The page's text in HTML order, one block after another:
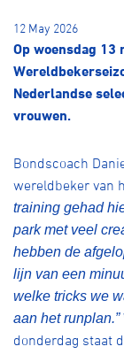
Shop
Producten en
Contact
Over ons
Lid worden
12 May 2026
Op woensdag 13
Nederlandse
vrouwen.
Bondscoach
wereldbeker van
training gehad
park met veel
hebben de
lijn van een
welke tricks we
aan het runplan.”
donderdag staat
BMX freestyle
Veldrijden